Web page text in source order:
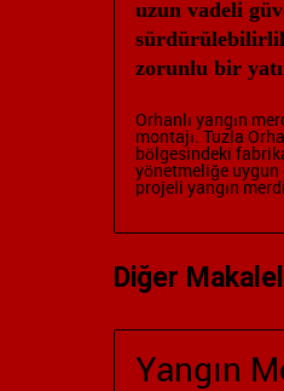
uzun vadeli
sürdürülebilirlik
zorunlu bir
Orhanlı yangın
montajı. Tuzla
bölgesindeki
yönetmeliğe uygun
projeli yangın
Diğer
Yangın